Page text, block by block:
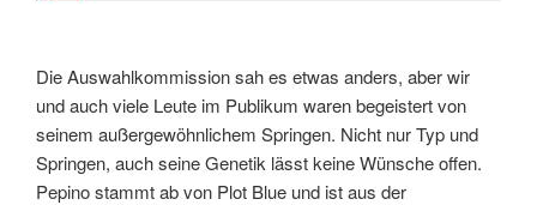
Die Auswahlkommission sah es etwas anders, aber wir
und auch viele Leute im Publikum waren begeistert von
seinem außergewöhnlichem Springen. Nicht nur Typ und
Springen, auch seine Genetik lässt keine Wünsche offen.
Pepino stammt ab von Plot Blue und ist aus der